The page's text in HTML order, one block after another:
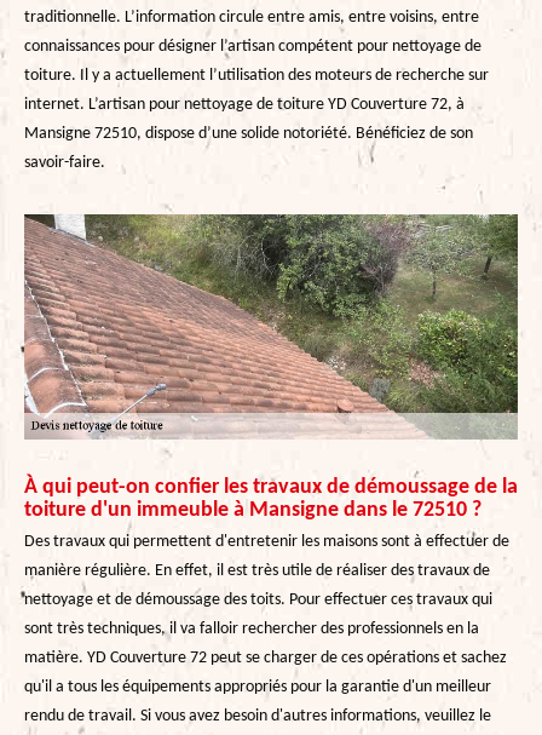
traditionnelle. L’information circule entre amis, entre voisins, entre
connaissances pour désigner l’artisan compétent pour nettoyage de
toiture. Il y a actuellement l’utilisation des moteurs de recherche sur
internet. L’artisan pour nettoyage de toiture YD Couverture 72, à
Mansigne 72510, dispose d’une solide notoriété. Bénéficiez de son
savoir-faire.
À qui peut-on confier les travaux de démoussage de la
toiture d'un immeuble à Mansigne dans le 72510 ?
Des travaux qui permettent d'entretenir les maisons sont à effectuer de
manière régulière. En effet, il est très utile de réaliser des travaux de
nettoyage et de démoussage des toits. Pour effectuer ces travaux qui
sont très techniques, il va falloir rechercher des professionnels en la
matière. YD Couverture 72 peut se charger de ces opérations et sachez
qu'il a tous les équipements appropriés pour la garantie d'un meilleur
rendu de travail. Si vous avez besoin d'autres informations, veuillez le